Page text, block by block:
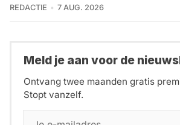
REDACTIE 7 AUG. 2026
Meld je aan voor de
Ontvang twee maanden gratis
Stopt vanzelf.